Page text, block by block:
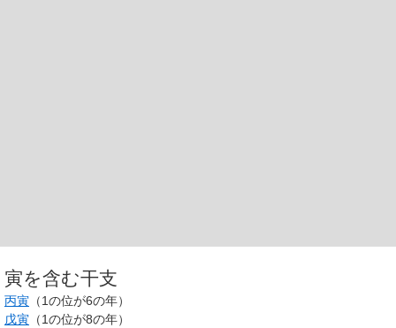
寅を含む干支
丙寅 （1の位が6の年）
戊寅 （1の位が8の年）